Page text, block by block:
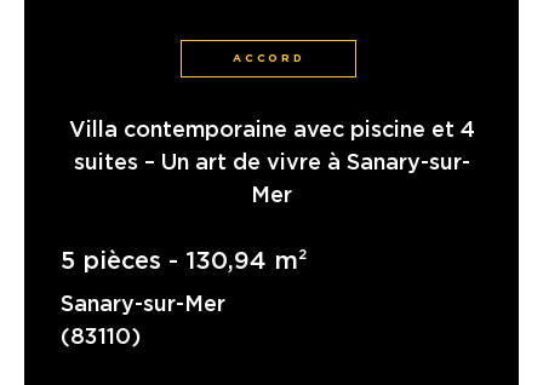
ACCORD
Villa contemporaine avec piscine et 4
suites – Un art de vivre à Sanary-sur-
Mer
5 pièces - 130,94 m²
Sanary-sur-Mer
(83110)